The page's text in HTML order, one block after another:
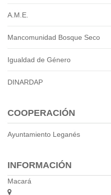
A.M.E.
Mancomunidad Bosque Seco
Igualdad de Género
DINARDAP
COOPERACIÓN
Ayuntamiento Leganés
INFORMACIÓN
Macará